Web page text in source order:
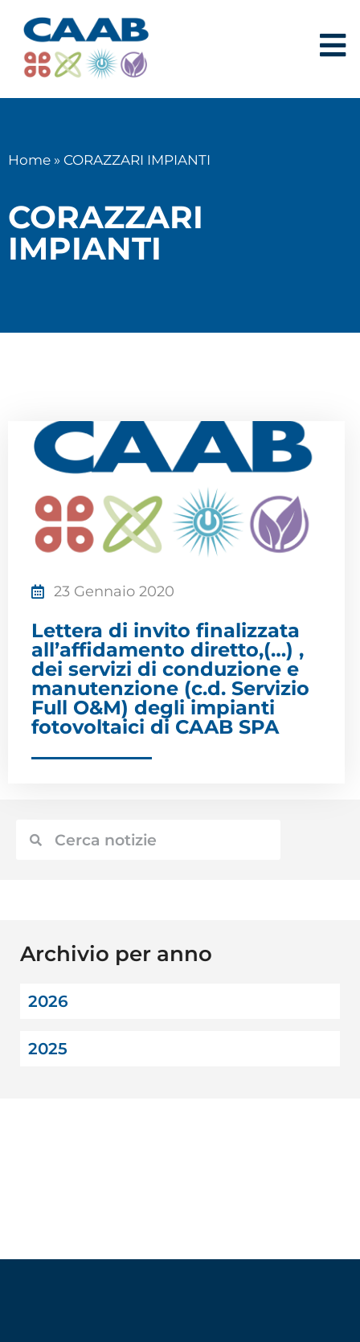
Home » CORAZZARI IMPIANTI
CORAZZARI
IMPIANTI
23 Gennaio 2020
Lettera di invito finalizzata
all’affidamento diretto,(…) ,
dei servizi di conduzione e
manutenzione (c.d. Servizio
Full O&M) degli impianti
fotovoltaici di CAAB SPA
Archivio per anno
2026
2025